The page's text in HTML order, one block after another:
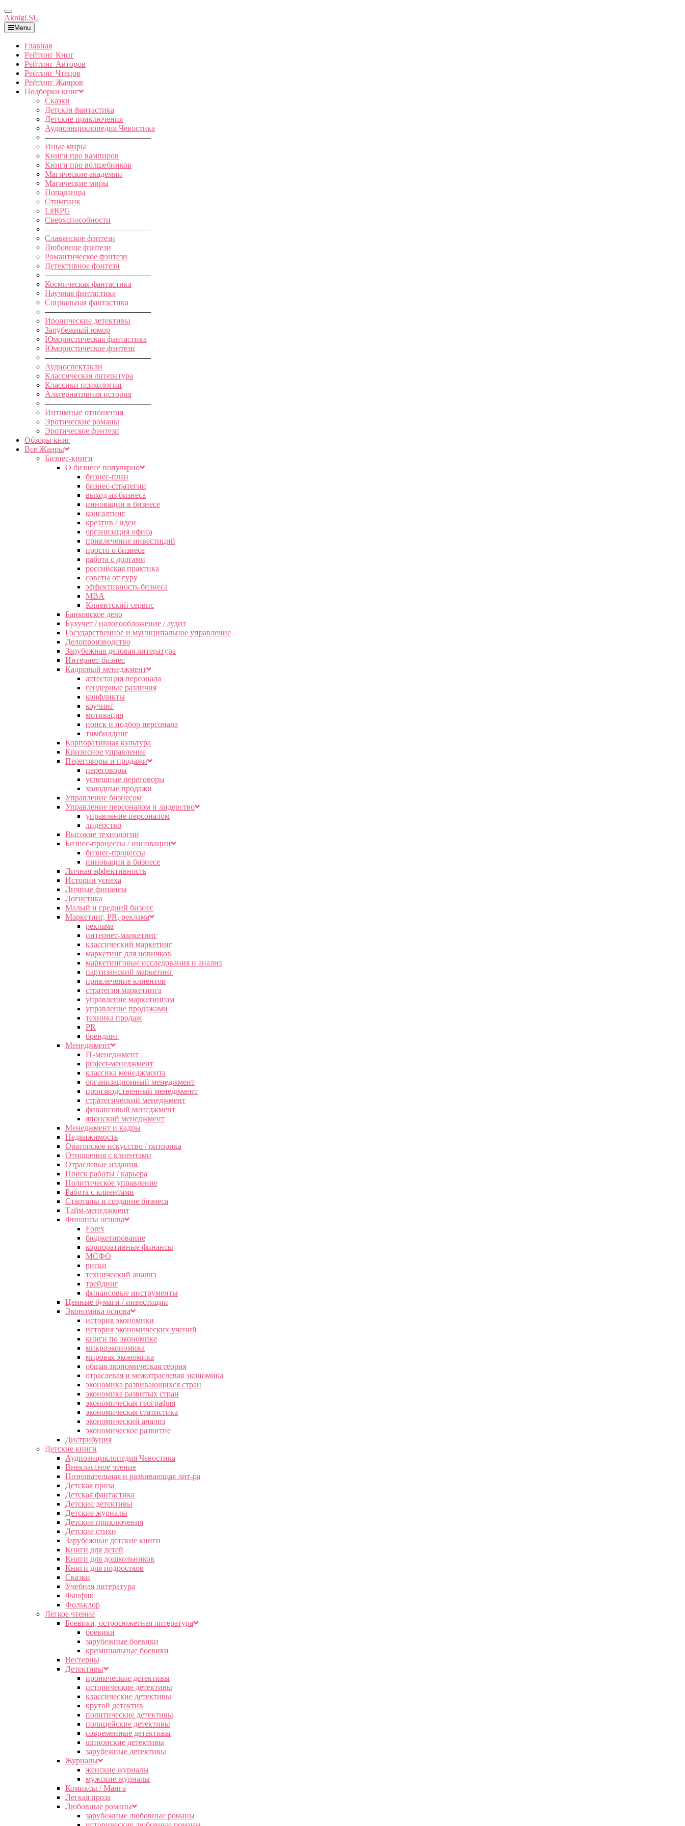
Toggle
Navigation
Aknigi.SU
Menu
Главная
Рейтинг Книг
Рейтинг Авторов
Рейтинг Чтецов
Рейтинг Жанров
Подборки книг
Сказки
Детская фантастика
Детские приключения
Аудиоэнциклопедия Чевостика
—————————————
Иные миры
Книги про вампиров
Книги про волшебников
Магические академии
Магические миры
Попаданцы
Стимпанк
LitRPG
Сверхспособности
—————————————
Славянское фэнтези
Любовное фэнтези
Романтическое фэнтези
Детективное фэнтези
—————————————
Космическая фантастика
Научная фантастика
Социальная фантастика
—————————————
Иронические детективы
Зарубежный юмор
Юмористическая фантастика
Юмористическое фэнтези
—————————————
Аудиоспектакли
Классическая литература
Классики психологии
Альтернативная история
—————————————
Интимные отношения
Эротические романы
Эротическое фэнтези
Обзоры книг
Все Жанры
Бизнес-книги
О бизнесе популярно
бизнес-план
бизнес-стратегии
выход из бизнеса
инновации в бизнесе
консалтинг
креатив / идеи
организация офиса
привлечение инвестиций
просто о бизнесе
работа с долгами
российская практика
советы от гуру
эффективность бизнеса
MBA
Клиентский сервис
Банковское дело
Бухучет / налогообложение / аудит
Государственное и муниципальное управление
Делопроизводство
Зарубежная деловая литература
Интернет-бизнес
Кадровый менеджмент
аттестация персонала
гендерные различия
конфликты
коучинг
мотивация
поиск и подбор персонала
тимбилдинг
Корпоративная культура
Кризисное управление
Переговоры и продажи
переговоры
успешные переговоры
холодные продажи
Управление бизнесом
Управление персоналом и лидерство
управление персоналом
лидерство
Высокие технологии
Бизнес-процессы / инновации
бизнес-процессы
инновации в бизнесе
Личная эффективность
Истории успеха
Личные финансы
Логистика
Малый и средний бизнес
Маркетинг, PR, реклама
реклама
интернет-маркетинг
классический маркетинг
маркетинг для новичков
маркетинговые исследования и анализ
партизанский маркетинг
привлечение клиентов
стратегия маркетинга
управление маркетингом
управление продажами
техника продаж
PR
брендинг
Менеджмент
IT-менеджмент
project-менеджмент
классика менеджмента
организационный менеджмент
производственный менеджмент
стратегический менеджмент
финансовый менеджмент
японский менеджмент
Менеджмент и кадры
Недвижимость
Ораторское искусство / риторика
Отношения с клиентами
Отраслевые издания
Поиск работы / карьера
Политическое управление
Работа с клиентами
Стартапы и создание бизнеса
Тайм-менеджмент
Финансы основа
Forex
бюджетирование
корпоративные финансы
МСФО
риски
технический анализ
трейдинг
финансовые инструменты
Ценные бумаги / инвестиции
Экономика основа
история экономики
история экономических учений
книги по экономике
микроэкономика
мировая экономика
общая экономическая теория
отраслевая и межотраслевая экономика
экономика развивающихся стран
экономика развитых стран
экономическая география
экономическая статистика
экономический анализ
экономическое развитие
Дистрибуция
Детские книги
Аудиоэнциклопедия Чевостика
Внеклассное чтение
Познавательная и развивающая лит-ра
Детская проза
Детская фантастика
Детские детективы
Детские журналы
Детские приключения
Детские стихи
Зарубежные детские книги
Книги для детей
Книги для дошкольников
Книги для подростков
Сказки
Учебная литература
Фанфик
Фольклор
Лёгкое чтение
Боевики, остросюжетная литература
боевики
зарубежные боевики
криминальные боевики
Вестерны
Детективы
иронические детективы
исторические детективы
классические детективы
крутой детектив
политические детективы
полицейские детективы
современные детективы
шпионские детективы
зарубежные детективы
Журналы
женские журналы
мужские журналы
Комиксы / Манга
Легкая проза
Любовные романы
зарубежные любовные романы